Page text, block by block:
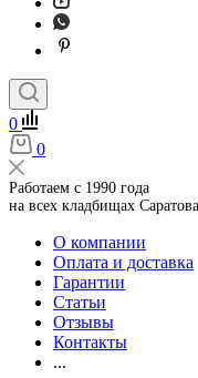
0
0
Работаем с 1990 года
на всех кладбищах Саратова
О компании
Оплата и доставка
Гарантии
Статьи
Отзывы
Контакты
...